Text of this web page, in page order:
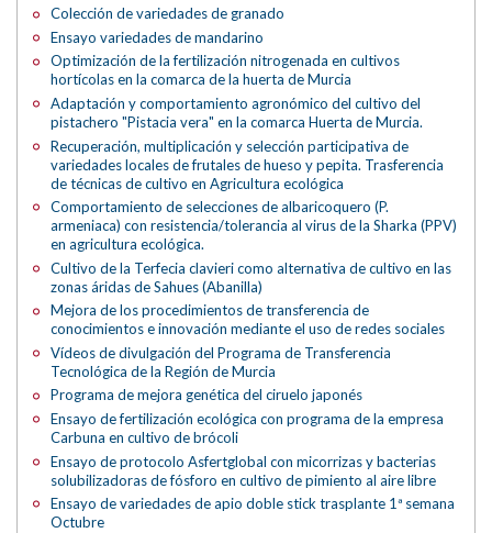
Colección de variedades de granado
Ensayo variedades de mandarino
Optimización de la fertilización nitrogenada en cultivos
hortícolas en la comarca de la huerta de Murcia
Adaptación y comportamiento agronómico del cultivo del
pistachero "Pistacia vera" en la comarca Huerta de Murcia.
Recuperación, multiplicación y selección participativa de
variedades locales de frutales de hueso y pepita. Trasferencia
de técnicas de cultivo en Agricultura ecológica
Comportamiento de selecciones de albaricoquero (P.
armeniaca) con resistencia/tolerancia al virus de la Sharka (PPV)
en agricultura ecológica.
Cultivo de la Terfecia clavieri como alternativa de cultivo en las
zonas áridas de Sahues (Abanilla)
Mejora de los procedimientos de transferencia de
conocimientos e innovación mediante el uso de redes sociales
Vídeos de divulgación del Programa de Transferencia
Tecnológica de la Región de Murcia
Programa de mejora genética del ciruelo japonés
Ensayo de fertilización ecológica con programa de la empresa
Carbuna en cultivo de brócoli
Ensayo de protocolo Asfertglobal con micorrizas y bacterias
solubilizadoras de fósforo en cultivo de pimiento al aire libre
Ensayo de variedades de apio doble stick trasplante 1ª semana
Octubre